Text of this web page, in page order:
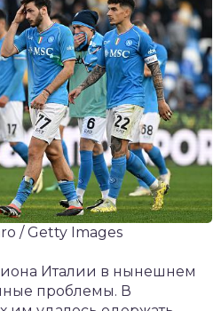
/ Getty Images
Италии в нынешнем
проблемы. В